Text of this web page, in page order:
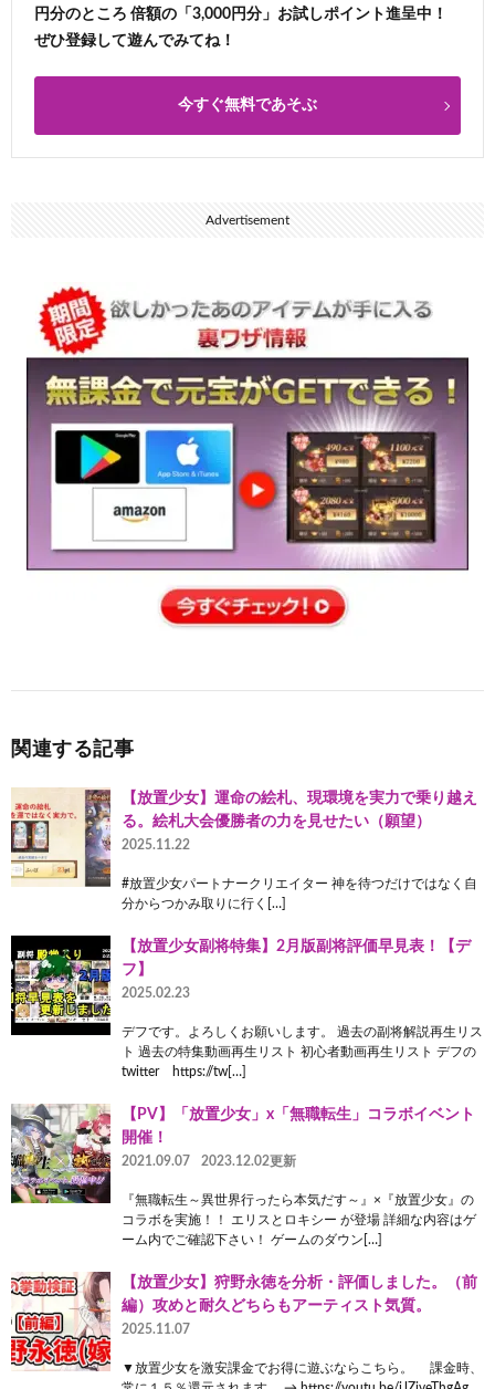
円分のところ 倍額の「3,000円分」お試しポイント進呈中！
ぜひ登録して遊んでみてね！
今すぐ無料であそぶ
Advertisement
関連する記事
【放置少女】運命の絵札、現環境を実力で乗り越え
る。絵札大会優勝者の力を見せたい（願望）
2025.11.22
#放置少女パートナークリエイター 神を待つだけではなく自
分からつかみ取りに行く[…]
【放置少女副将特集】2月版副将評価早見表！【デ
フ】
2025.02.23
デフです。よろしくお願いします。 過去の副将解説再生リス
ト 過去の特集動画再生リスト 初心者動画再生リスト デフの
twitter https://tw[…]
【PV】「放置少女」x「無職転生」コラボイベント
開催！
2021.09.07 2023.12.02更新
『無職転生～異世界行ったら本気だす～』×『放置少女』の
コラボを実施！！ エリスとロキシー が登場 詳細な内容はゲ
ーム内でご確認下さい！ ゲームのダウン[…]
【放置少女】狩野永徳を分析・評価しました。（前
編）攻めと耐久どちらもアーティスト気質。
2025.11.07
▼放置少女を激安課金でお得に遊ぶならこちら。 課金時、